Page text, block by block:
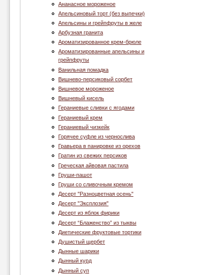
Ананасное мороженое
Апельсиновый торт (без выпечки)
Апельсины и грейпфруты в желе
Арбузная гранита
Ароматизированное крем-брюле
Ароматизированные апельсины и
грейпфруты
Ванильная помадка
Вишнево-персиковый сорбет
Вишневое мороженое
Вишневый кисель
Гераниевые сливки с ягодами
Гераниевый крем
Гераниевый чизкейк
Горячее суфле из чернослива
Гравьера в панировке из орехов
Гратин из свежих персиков
Греческая айвовая пастила
Груши-пашот
Груши со сливочным кремом
Десерт "Разноцветная осень"
Десерт "Эксплозия"
Десерт из яблок фирики
Десерт “Блаженство” из тыквы
Диетические фруктовые тортики
Душистый щербет
Дынные шарики
Дынный курд
Дынный суп